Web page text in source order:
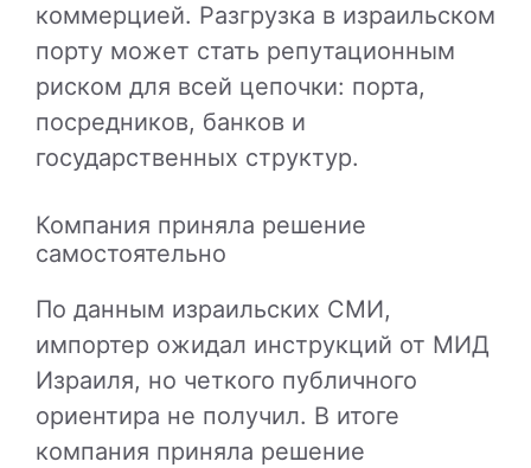
коммерцией. Разгрузка в израильском
порту может стать репутационным
риском для всей цепочки: порта,
посредников, банков и
государственных структур.
Компания приняла решение
самостоятельно
По данным израильских СМИ,
импортер ожидал инструкций от МИД
Израиля, но четкого публичного
ориентира не получил. В итоге
компания приняла решение